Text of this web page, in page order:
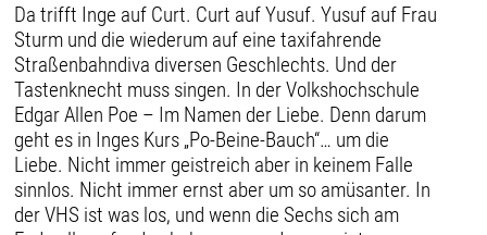
Da trifft Inge auf Curt. Curt auf Yusuf. Yusuf auf Frau
Sturm und die wiederum auf eine taxifahrende
Straßenbahndiva diversen Geschlechts. Und der
Tastenknecht muss singen. In der Volkshochschule
Edgar Allen Poe – Im Namen der Liebe. Denn darum
geht es in Inges Kurs „Po-Beine-Bauch“… um die
Liebe. Nicht immer geistreich aber in keinem Falle
sinnlos. Nicht immer ernst aber um so amüsanter. In
der VHS ist was los, und wenn die Sechs sich am